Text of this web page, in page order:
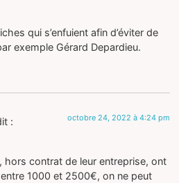
qui s’enfuient afin d’éviter de
exemple Gérard Depardieu.
: octobre 24, 2022 à 4:24 pm
hors contrat de leur entreprise, ont
1000 et 2500€, on ne peut